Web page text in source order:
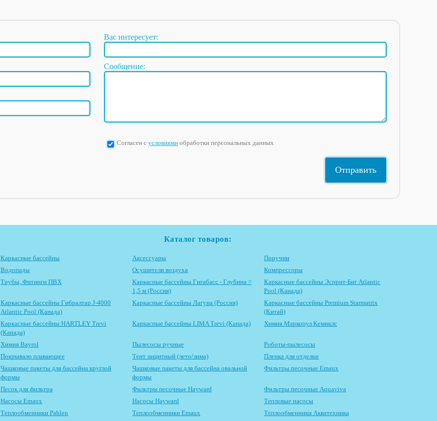
Вас интересует:
Сообщение:
Согласен с условиями обработки персональных данных
Каталог товаров:
Каркасные бассейны Аксессуары
Поручни
Водопады
Осушители воздуха
Компрессоры
Трубы, Фитинги ПВХ
Каркасные бассейны Гигабасс - Глубина =
1,5 м (Россия)
Каркасные бассейны Эсприт-Биг Atlantic
Pool (Канада)
Каркасные бассейны Гибралтар J-4000
Atlantic Pool (Канада)
Каркасные бассейны Лагуна (Россия)
Каркасные бассейны Premium Starmatrix
(Китай)
Каркасные бассейны HARTLEY Trevi
(Канада)
Каркасные бассейны LIMA Trevi (Канада) Химия Маркопул Кемиклс
Химия Bayrol Пылесосы ручные
Роботы-пылесосы
Покрывало плавающее
Тент защитный (лето/зима)
Пленка для отделки
Чашковые пакеты для бассейна круглой
формы
Чашковые пакеты для бассейна овальной
формы
Фильтры песочные Emaux
Песок для фильтра Фильтры песочные Hayward
Фильтры песочные Aquaviva
Насосы Emaux
Насосы Hayward
Тепловые насосы
Теплообменники Pahlen
Теплообменники Emaux
Теплообменники Акватехника